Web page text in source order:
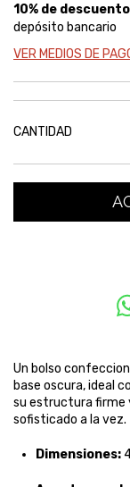
10% de descuento
depósito bancario
VER MEDIOS DE
CANTIDAD
Un bolso
base oscura, ideal
su estructura firme
sofisticado a la vez.
Dimensiones: